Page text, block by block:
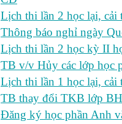
Lịch thi lần 2 học lại, cải
Thông báo nghỉ ngày
Lịch thi lần 2 học kỳ II
TB v/v Hủy các lớp học
Lịch thi lần 1 học lại, cải
TB thay đổi TKB lớp
Đăng ký học phần Anh